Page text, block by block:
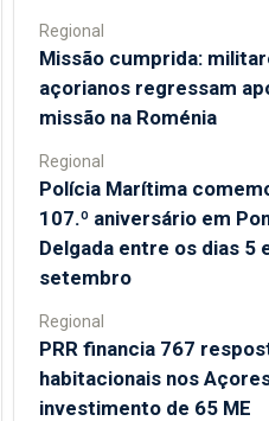
Regional
Missão cumprida:
açorianos regressam
missão na Roménia
Regional
Polícia Marítima
107.º aniversário em
Delgada entre os dias 5
setembro
Regional
PRR financia 767
habitacionais nos
investimento de 65 ME